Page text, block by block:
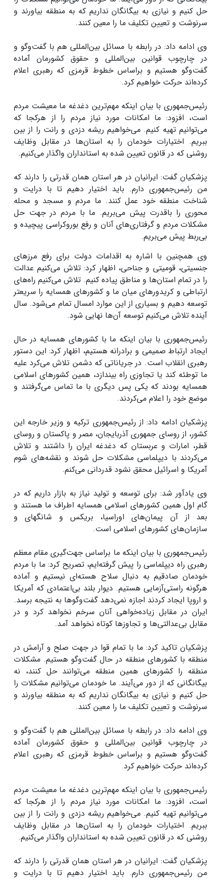
حل کنیم و نیازی به بیگانگان نداریم که به منطقه بیاورند و
سرنوشت و تعیین تکلیف ما را معین کنند.
وی ادامه داد: در رابطه با مسائل بین‌المللی هم با گفت‌وگو و
در چارچوب قوانین بین‌المللی و حقوق کشورمان آماده
گفت‌وگو هستیم و براساس خطوط قرمزی که رهبری اعلام
کرده‌اند حرکت خواهیم کرد.
رئیس‌جمهوری با بیان اینکه مهم‌ترین دغدغه ما معیشت مردم
است، افزود: ما امکانات مورد نیاز مردم را از هرکجا که
می‌توانیم تهیه کنیم. می‌خواهیم ریشه دزدی و رانت را از بین
ببریم. اختیارات خودمان را به استان‌ها در مقابل وظایف
روشنی که در قانون تعیین شده به استانداران واگذار می‌کنیم.
پزشکیان گفت: ایرانیان در هر استان همان قدرتی را دارند که
من رئیس‌جمهوری دارم. باید اختیار دهیم تا با درایت و
شناخت منطقه خود عمل کنند. ما مردم و مسجد و محله
محوری را باقدرت پیش می‌بریم. ما با مردم در جهت حل
مشکلات مردم و گرفتاری‌های آنان و رفع بوروکراسی پیچیده و
بی‌ربط پیش می‌بریم.
وی همچنین با اشاره به اقدامات دولت برای رفع مرزهای
جنسیتی، قومیتی و جناحی، اظهار کرد: تلاش می‌کنیم عدالت
را در تمام استان‌ها و مناطق پیاده کنیم. تلاش می‌کنیم راه‌های
ارتباطی و کریدورهای میان ما و کشورهای همسایه را سریعتر
توسعه دهیم و بسیاری از این موارد امسال تمام می‌شود. سال
آینده تلاش می‌کنیم توسعه آن‌ها نهایی شود.
رئیس‌جمهوری با بیان اینکه ما با کشورهای همسایه در حال
ایجاد ارتباط صمیمی و برادرانه هستیم، اظهار کرد: این دستور
رهبری انقلاب است. در جریاناتی که دشمن تلاش می‌کرد علیه
ما توطئه کند یا تجاوزی راه بیندازد، همین کشورهای اسلامی
همسایه بودند که یکی پس دیگری با ما تماس می‌گرفتند و
موضع خود را اعلام می‌کردند.
پزشکیان ادامه داد: از رئیس‌جمهوری ترکیه و وزیر خارجه این
کشور، از روسای جمهوری آذربایجان، مصر و پاکستان و روسای
قطر، امارات و عربستان که دغدغه ایران را داشتند و تلاش
می‌کردند با دیپلماسی مشکلات حل شوند و نقشه‌های شوم
آمریکا و اسرائیل محقق نشود قدردانی می‌کنم.
وی یادآور شد: برای توسعه و تولید نیاز به بازار داریم که در
گام اول همین کشورهای اسلامی همسایه اطراف ما هستند و
بعد از آن پیمان‌های اوراسیا، بریکس و شانگهای و
سازمان‌های کشورهای اسلامی است.
رئیس‌جمهوری با بیان اینکه ما براساس جهت‌گیری مقام معظم
رهبری راه دیپلماسی را پیش گرفته‌ایم، تصریح کرد: ما با مردم
خودمان صادقیم به دنبال سلاح هسته‌ای نیستیم و آماده
هرگونه راستی‌آزمایی هستیم. دیوار بلند بی‌اعتمادی که آمریکا
و اروپا ایجاد کردند اجازه نمی‌دهد گفت‌وگوها به نتیجه برسد.
ایران در مقابل زیاده‌خواهی آنان سرخم نخواهد کرد و در
مقابل بی‌عدالتی‌ها و تجاوزها کوتاه نخواهد آمد.
پزشکیان تاکید کرد: ما با تمام قوا در جهت صلح و آرامش در
منطقه با کشورهای منطقه در حال گفت‌وگو هستیم. مشکلات
منطقه را کشورهای همین منطقه می‌توانند حل کنند، نه
بیگانگانی که از دور می‌آیند. ما خودمان می‌توانیم مشکلات را
حل کنیم و نیازی به بیگانگان نداریم که به منطقه بیاورند و
سرنوشت و تعیین تکلیف ما را معین کنند.
وی ادامه داد: در رابطه با مسائل بین‌المللی هم با گفت‌وگو و
در چارچوب قوانین بین‌المللی و حقوق کشورمان آماده
گفت‌وگو هستیم و براساس خطوط قرمزی که رهبری اعلام
کرده‌اند حرکت خواهیم کرد.
رئیس‌جمهوری با بیان اینکه مهم‌ترین دغدغه ما معیشت مردم
است، افزود: ما امکانات مورد نیاز مردم را از هرکجا که
می‌توانیم تهیه کنیم. می‌خواهیم ریشه دزدی و رانت را از بین
ببریم. اختیارات خودمان را به استان‌ها در مقابل وظایف
روشنی که در قانون تعیین شده به استانداران واگذار می‌کنیم.
پزشکیان گفت: ایرانیان در هر استان همان قدرتی را دارند که
من رئیس‌جمهوری دارم. باید اختیار دهیم تا با درایت و